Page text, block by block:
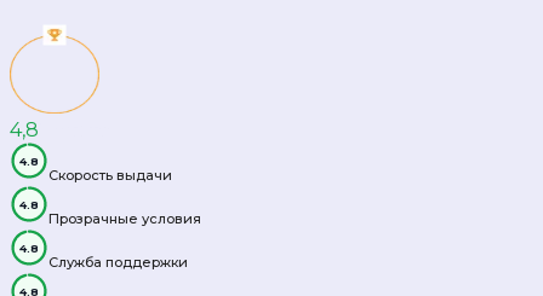
4,8
4.8
Скорость выдачи
4.8
Прозрачные условия
4.8
Служба поддержки
4.8